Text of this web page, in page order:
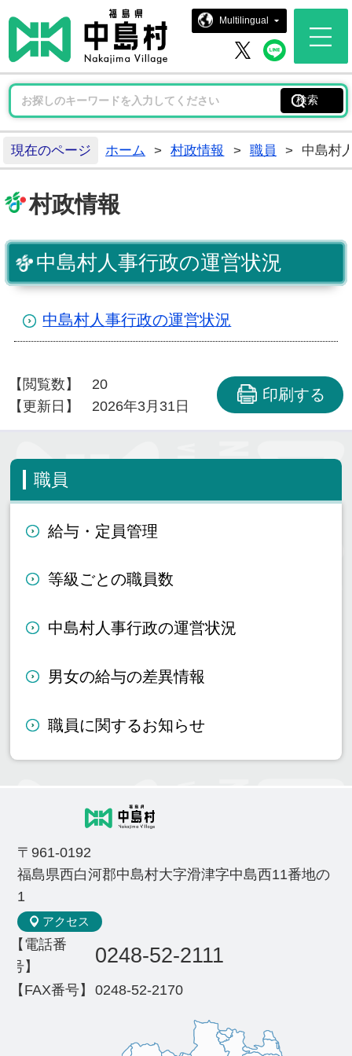
中島村ホ
Multilingual
中島村 X中島
現在のページ ホーム > 村政情報 > 職員 > 中島村
村政情報
中島村人事行政の運営状況
中島村人事行政の運営状況
【閲覧数】
20
【更新日】
2026年3月31日
印刷する
職員
給与・定員管理
等級ごとの職員数
中島村人事行政の運営状況
男女の給与の差異情報
職員に関するお知らせ
〒961-0192
福島県西白河郡中島村大字滑津字中島西11番地の
1
アクセス
【電話番
号】
0248-52-2111
【FAX番号】 0248-52-2170